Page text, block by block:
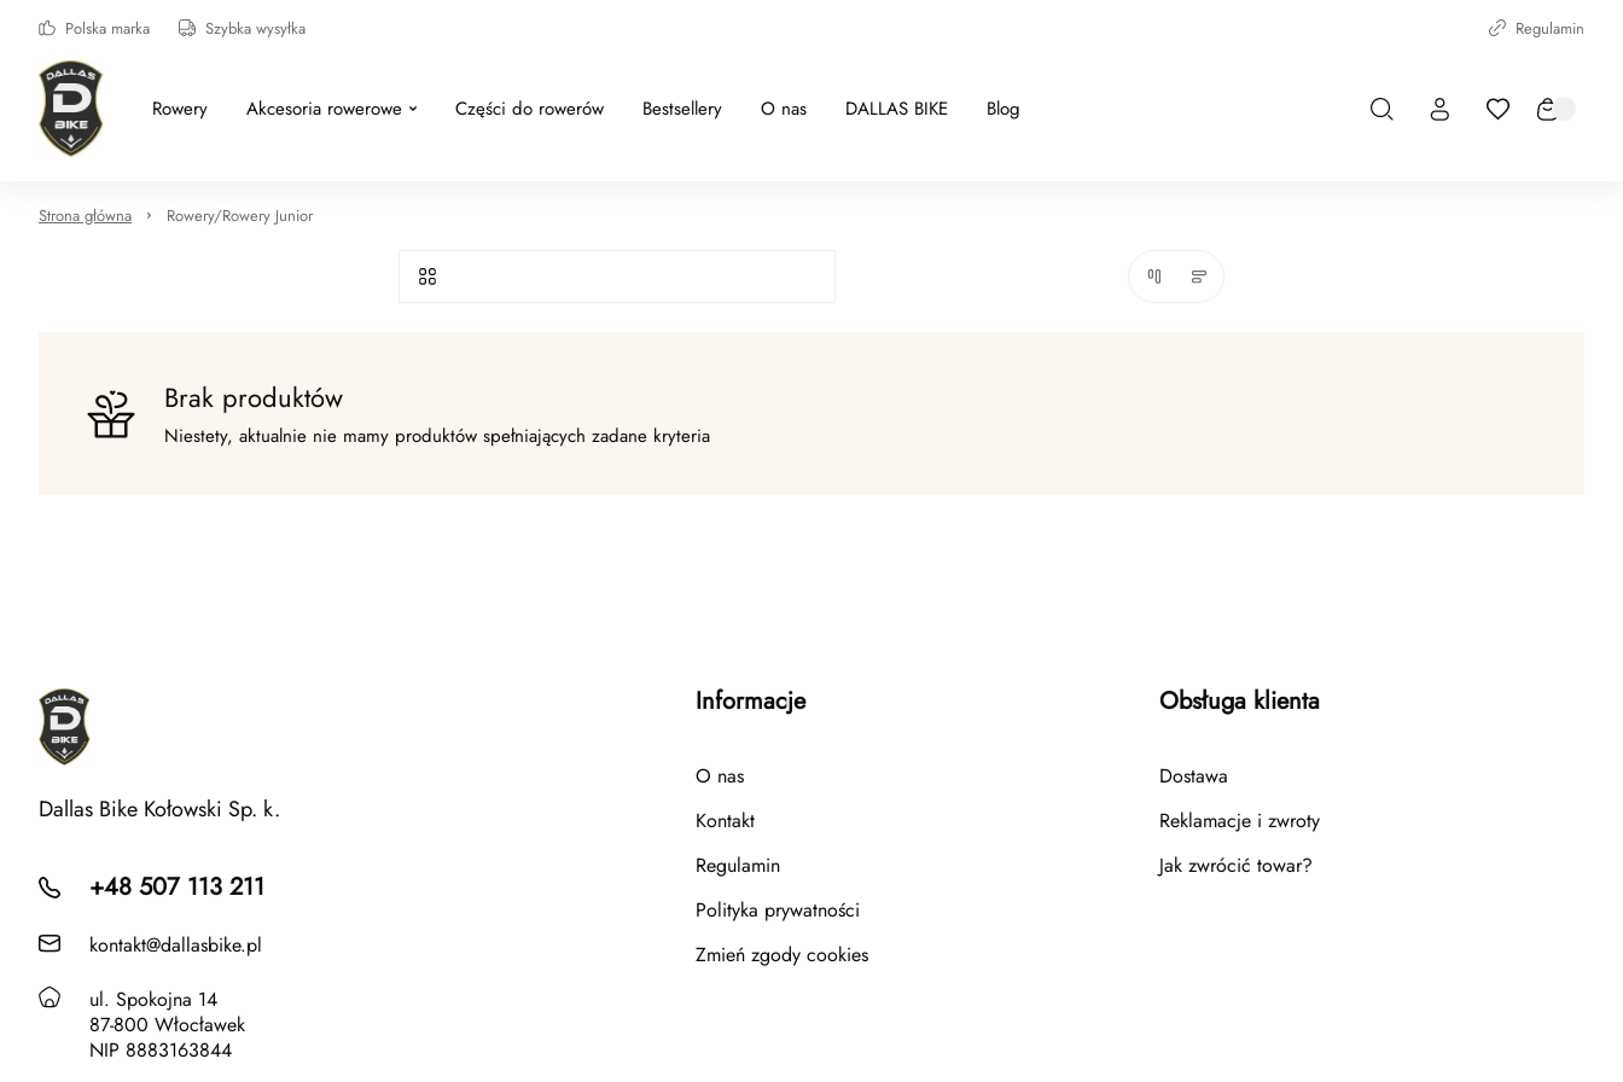
Polska marka Szybka wysyłka Regulamin
Rowery Akcesoria rowerowe Części do rowerów Bestsellery O nas DALLAS BIKE Blog
Strona główna Rowery/Rowery Junior
Brak produktów
Niestety, aktualnie nie mamy produktów spełniających zadane kryteria
Dallas Bike Kołowski Sp. k.
+48 507 113 211
kontakt@dallasbike.pl
ul. Spokojna 14
87-800 Włocławek
NIP 8883163844
Informacje
O nas
Kontakt
Regulamin
Polityka prywatności
Zmień zgody cookies
Obsługa klienta
Dostawa
Reklamacje i zwroty
Jak zwrócić towar?